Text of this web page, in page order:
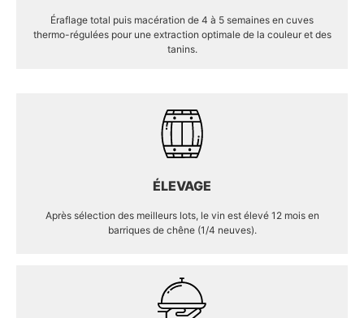
Éraflage total puis macération de 4 à 5 semaines en cuves
thermo-régulées pour une extraction optimale de la couleur et des
tanins.
ÉLEVAGE
Après sélection des meilleurs lots, le vin est élevé 12 mois en
barriques de chêne (1/4 neuves).